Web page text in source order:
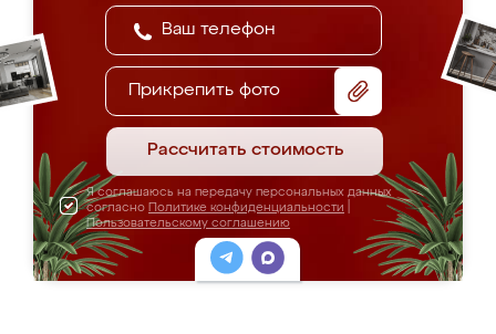
Прикрепить фото
Рассчитать стоимость
Я соглашаюсь на передачу персональных данных
согласно Политике конфиденциальности
Пользовательскому соглашению